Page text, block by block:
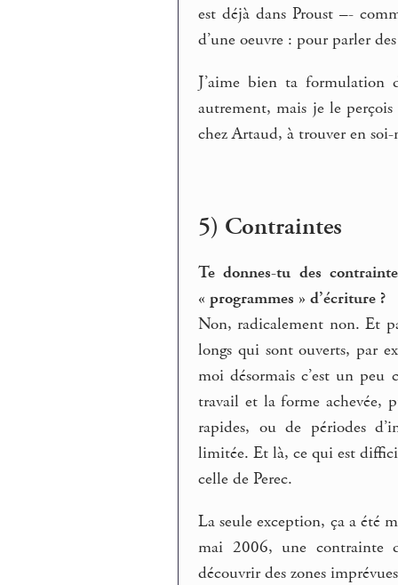
est déjà dans Proust –-
d’une oeuvre : pour parler
J’aime bien ta formulation
autrement, mais je le
chez Artaud, à trouver en
5) Contraintes
Te donnes-tu des
« programmes » d’écriture ?
Non, radicalement non. Et
longs qui sont ouverts, par
moi désormais c’est un
travail et la forme achevée,
rapides, ou de périodes
limitée. Et là, ce qui est
celle de Perec.
La seule exception, ça a été
mai 2006, une contrainte
découvrir des zones